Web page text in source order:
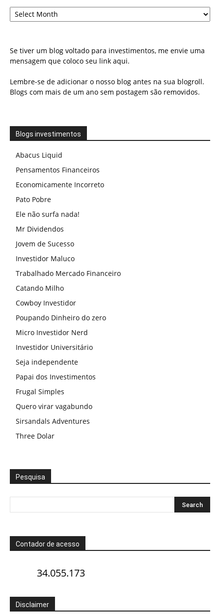
Arquivo
Se tiver um blog voltado para investimentos, me envie uma
mensagem que coloco seu link aqui.
Lembre-se de adicionar o nosso blog antes na sua blogroll.
Blogs com mais de um ano sem postagem são removidos.
Blogs investimentos
Abacus Liquid
Pensamentos Financeiros
Economicamente Incorreto
Pato Pobre
Ele não surfa nada!
Mr Dividendos
Jovem de Sucesso
Investidor Maluco
Trabalhado Mercado Financeiro
Catando Milho
Cowboy Investidor
Poupando Dinheiro do zero
Micro Investidor Nerd
Investidor Universitário
Seja independente
Papai dos Investimentos
Frugal Simples
Quero virar vagabundo
Sirsandals Adventures
Three Dolar
Pesquisa
Contador de acesso
34.055.173
Disclaimer